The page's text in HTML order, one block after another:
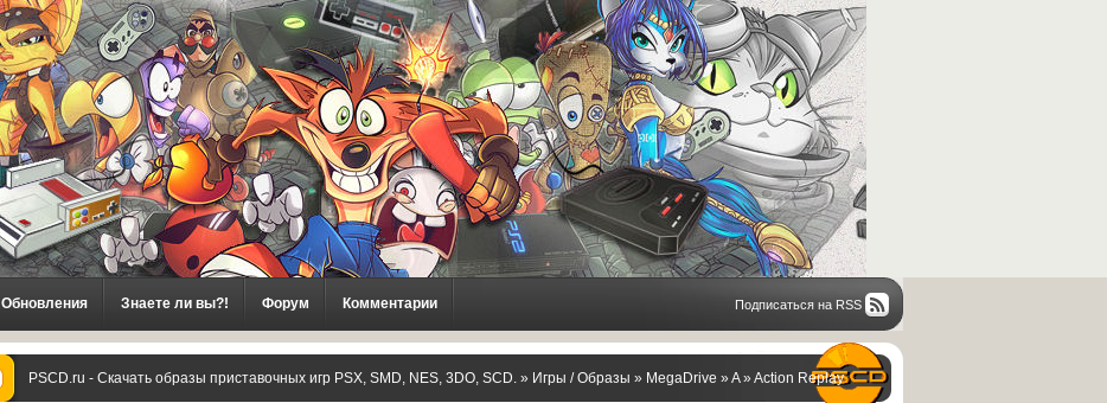
Обновления Знаете ли вы?! Форум Комментарии Подписаться на RSS
PSCD.ru - Скачать образы приставочных игр PSX, SMD, NES, 3DO, SCD. » Игры / Образы » MegaDrive » A» Action Replay